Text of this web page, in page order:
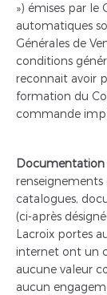
») émises par le
automatiques
Générales de
conditions
reconnait avoir
formation du
commande
catalogues,
(ci-après
Lacroix portes
internet ont un
aucune valeur
aucun